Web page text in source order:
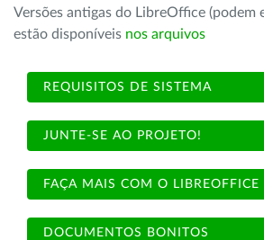
Versões antigas do LibreOffice (podem
estão disponíveis nos arquivos
REQUISITOS DE SISTEMA
JUNTE-SE AO PROJETO!
FAÇA MAIS COM O LIBREOFFICE
DOCUMENTOS BONITOS